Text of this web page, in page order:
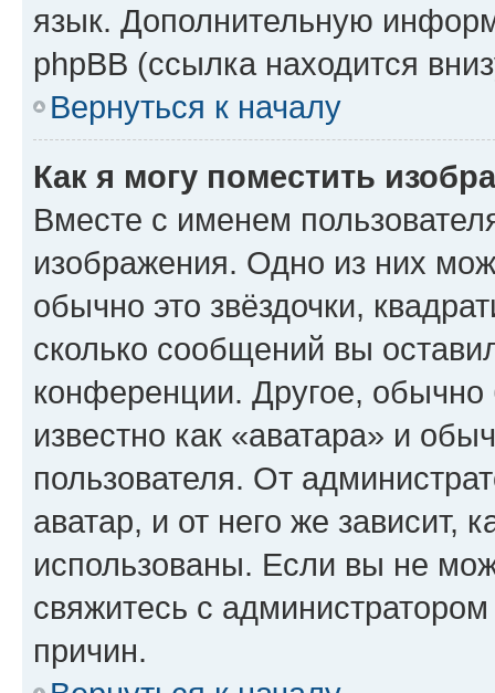
язык. Дополнительную
phpBB (ссылка находится
Вернуться к началу
Как я могу поместить
Вместе с именем
изображения. Одно из них
обычно это звёздочки,
сколько сообщений вы
конференции. Другое,
известно как «аватара» и
пользователя. От
аватар, и от него же зависит,
использованы. Если вы не
свяжитесь с
причин.